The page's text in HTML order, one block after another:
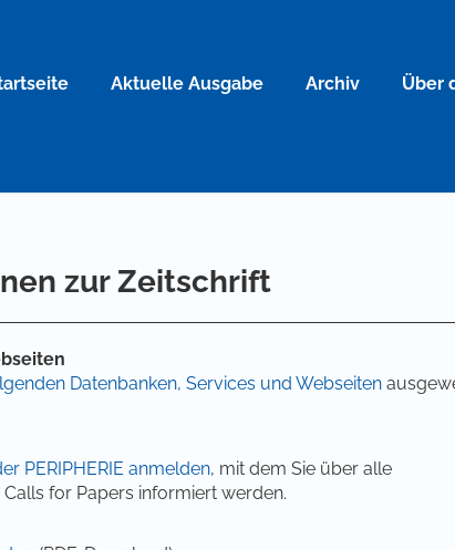
Aktuelle Ausgabe Archiv Über
zur Zeitschrift
Datenbanken, Services und Webseiten
PERIPHERIE anmelden, mit dem Sie über alle
for Papers informiert werden.